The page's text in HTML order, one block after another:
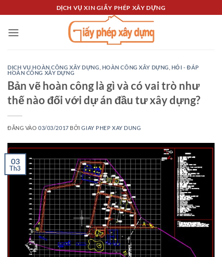
qua
nội
DỊCH VỤ XIN GIẤY PHÉP XÂY DỰNG
DỊCH VỤ HOÀN CÔNG XÂY DỰNG HOÀN CÔNG XÂY DỰNG HỎI - ĐÁP
HOÀN CÔNG XÂY DỰNG
Bản vẽ hoàn công là gì và có vai trò như
thế nào đối với dự án đầu tư xây dựng?
ĐĂNG VÀO03/03/2017 BỞIGIAY PHEP XAY DUNG
03
Th3